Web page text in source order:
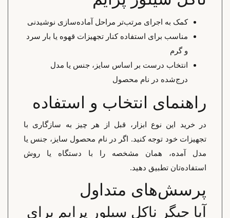
کمک به اجرای مرتب‌تر مراحل آماده‌سازی نوشیدنی
مناسب برای استفاده کنار تجهیزات قهوه یا بار سرد
و گرم
انتخاب درست بر اساس سایز، جنس یا مدل
درج‌شده در نام محصول
راهنمای انتخاب و استفاده
در خرید این نوع ابزار، قبل از هر چیز به سازگاری با
تجهیزات خود توجه کنید. اگر در نام محصول سایز، جنس یا
مدل آمده، همان مشخصه را با دستگاه یا روش
استفاده‌تان تطبیق دهید.
پرسش‌های متداول
آیا جیگر ناکل سیلور پرایم برای